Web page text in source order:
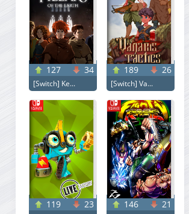
127 34
[Switch] Ke...
189 26
[Switch] Va...
119 23 146 21